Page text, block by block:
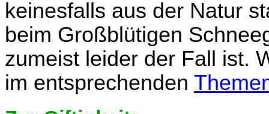
keinesfalls aus der Natur
beim Großblütigen
zumeist leider der Fall ist.
im entsprechenden